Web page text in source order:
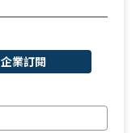
企業訂閱